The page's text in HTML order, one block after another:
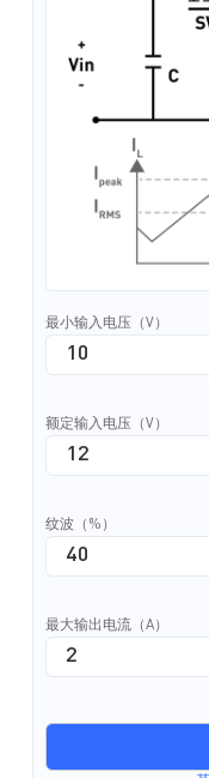
最小输入电压（V）
额定输入电压（V）
纹波（%）
最大输出电流（A）